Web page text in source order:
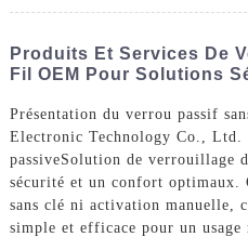
Produits Et Services De
Fil OEM Pour Solutions
Présentation du verrou passif
Electronic Technology Co., Ltd.
passiveSolution de verrouillage
sécurité et un confort optimaux.
sans clé ni activation manuelle,
simple et efficace pour un usage